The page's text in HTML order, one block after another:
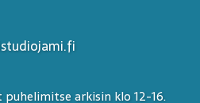
arkisin klo 12-16.